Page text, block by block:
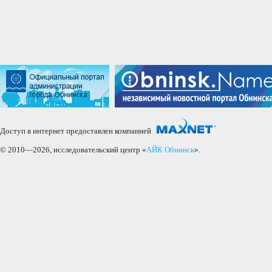
Доступ в интернет предоставлен компанией
© 2010—2026, исследовательский центр «АЙК Обнинск».